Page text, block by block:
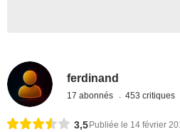
ferdinand
17 abonnés 453 critiques
3,5 Publiée le 14 février